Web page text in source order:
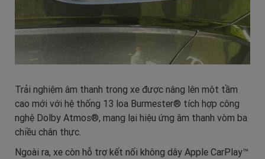
Trải nghiệm âm thanh trong xe được nâng lên một tầm
cao mới với hệ thống 13 loa Burmester® tích hợp công
nghệ Dolby Atmos®, mang lại hiệu ứng âm thanh vòm ba
chiều chân thực.
Ngoài ra, xe còn hỗ trợ kết nối không dây Apple CarPlay™